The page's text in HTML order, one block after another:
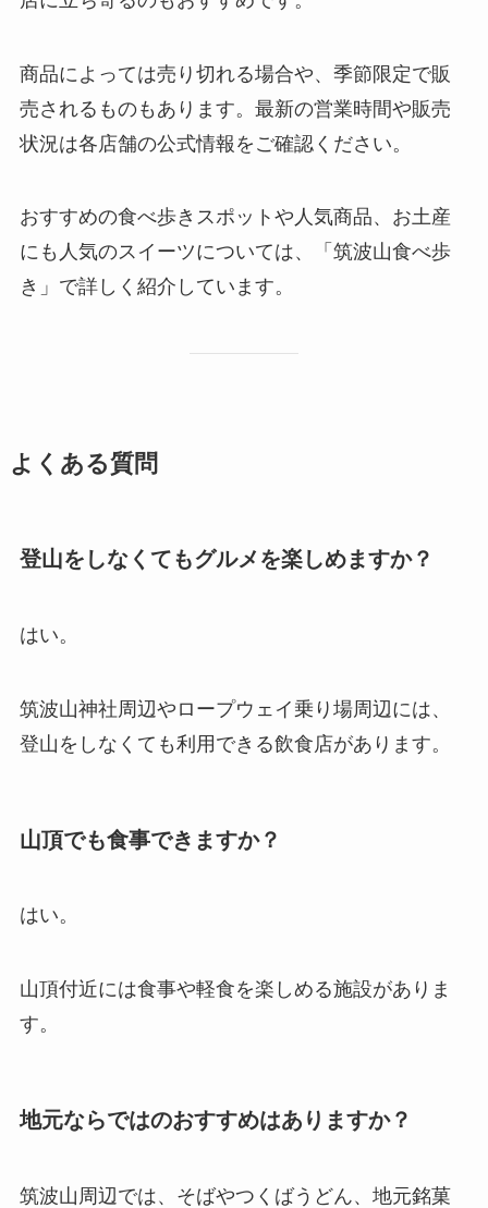
商品によっては売り切れる場合や、季節限定で販
売されるものもあります。最新の営業時間や販売
状況は各店舗の公式情報をご確認ください。
おすすめの食べ歩きスポットや人気商品、お土産
にも人気のスイーツについては、「筑波山食べ歩
き」で詳しく紹介しています。
よくある質問
登山をしなくてもグルメを楽しめますか？
はい。
筑波山神社周辺やロープウェイ乗り場周辺には、
登山をしなくても利用できる飲食店があります。
山頂でも食事できますか？
はい。
山頂付近には食事や軽食を楽しめる施設がありま
す。
地元ならではのおすすめはありますか？
筑波山周辺では、そばやつくばうどん、地元銘菓